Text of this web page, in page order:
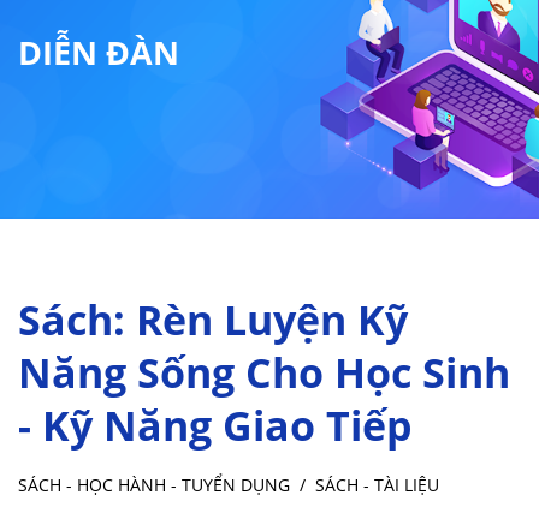
DIỄN ĐÀN
Sách: Rèn Luyện Kỹ
Năng Sống Cho Học Sinh
- Kỹ Năng Giao Tiếp
SÁCH - HỌC HÀNH - TUYỂN DỤNG / SÁCH - TÀI LIỆU